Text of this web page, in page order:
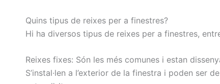
Quins tipus de reixes per a finestres?
Hi ha diversos tipus de reixes per a finestres,
Reixes fixes: Són les més comunes i estan
S’instal·len a l’exterior de la finestra i poden